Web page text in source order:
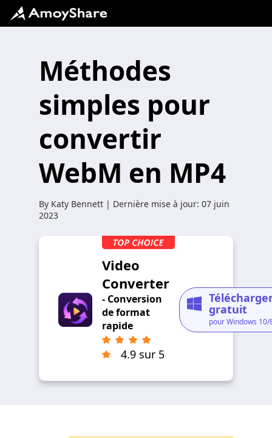
Méthodes
simples pour
convertir
WebM en MP4
By Katy Bennett | Dernière mise à jour: 07 juin
2023
Video
Converter
- Conversion
de format
rapide
4.9 sur 5
gratuit
pour Windows 10/